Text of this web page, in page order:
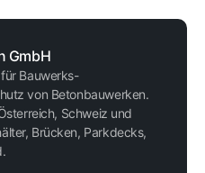
GmbH
Bauwerks-
von Betonbauwerken.
Schweiz und
Brücken, Parkdecks,